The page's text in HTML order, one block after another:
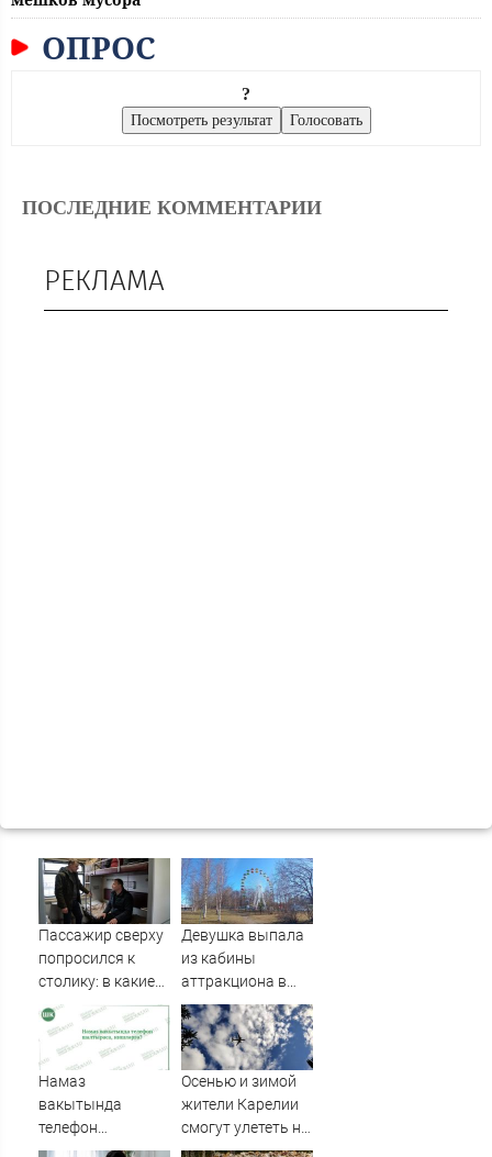
ОПРОС
?
ПОСЛЕДНИЕ КОММЕНТАРИИ
РЕКЛАМА
Пассажир сверху
попросился к
столику: в какие
часы ему нельзя
отказать —
четкий ответ дали
в РЖД
Девушка выпала
из кабины
аттракциона в
российском
городе
Намаз
вакытында
телефон
шалтыраса,
Осенью и зимой
жители Карелии
смогут улететь на
юг России